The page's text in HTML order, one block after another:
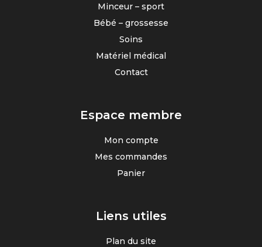
Minceur – sport
Bébé – grossesse
Soins
Matériel médical
Contact
Espace membre
Mon compte
Mes commandes
Panier
Liens utiles
Plan du site